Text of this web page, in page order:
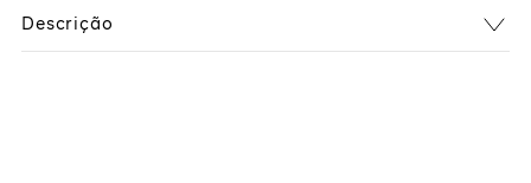
Descrição